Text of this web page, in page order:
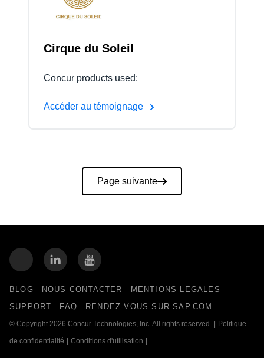
Cirque du Soleil
Concur products used:
Accéder au témoignage
Page suivante
BLOG NOUS CONTACTER
MENTIONS LEGALES
SUPPORT
FAQ RENDEZ-VOUS SUR SAP.COM
© Copyright 2026 Concur Technologies, Inc. All rights reserved. | Politique
de confidentialité | Conditions d'utilisation |